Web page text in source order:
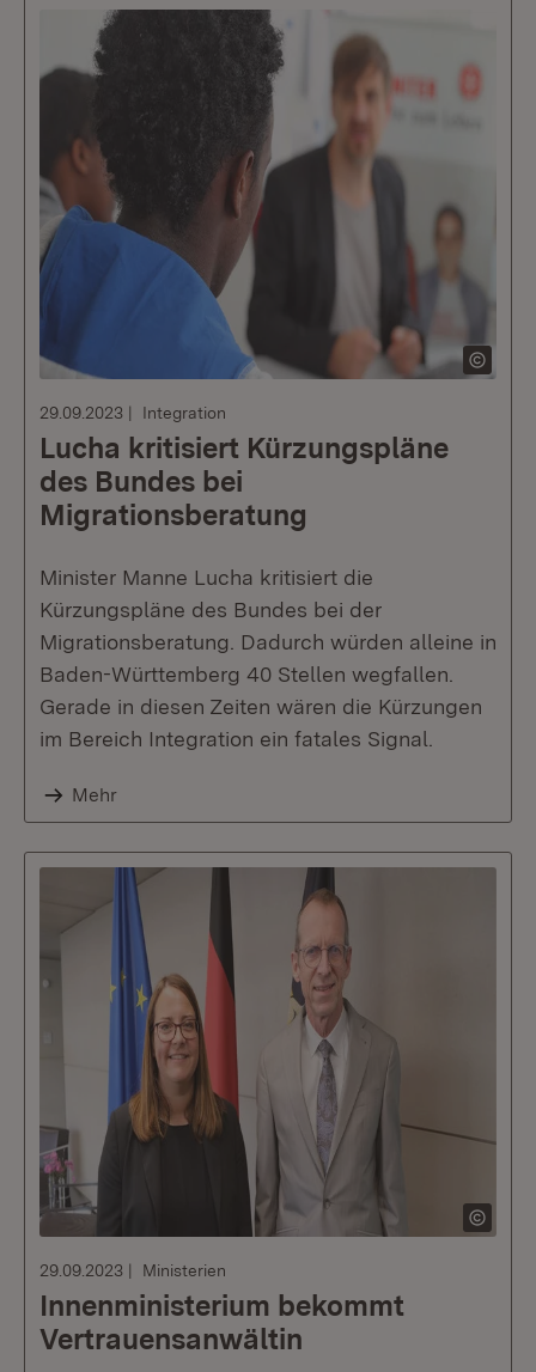
29.09.2023 Integration
Lucha kritisiert Kürzungspläne
des Bundes bei
Migrationsberatung
Minister Manne Lucha kritisiert die
Kürzungspläne des Bundes bei der
Migrationsberatung. Dadurch würden alleine in
Baden-Württemberg 40 Stellen wegfallen.
Gerade in diesen Zeiten wären die Kürzungen
im Bereich Integration ein fatales Signal.
Mehr
29.09.2023 Ministerien
Innenministerium bekommt
Vertrauensanwältin